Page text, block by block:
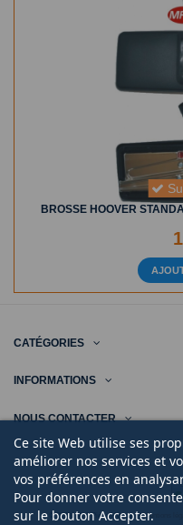
BROSSE HOOVER
CATÉGORIES
INFORMATIONS
NOUS CONTACTER
Ce site Web utilise ses
améliorer nos services et
vos préférences en
Pour donner votre
sur le bouton Accepter.
© 2020 | Midi Pièce Ménager |Mentions